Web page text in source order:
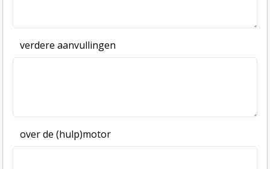
verdere aanvullingen
over de (hulp)motor